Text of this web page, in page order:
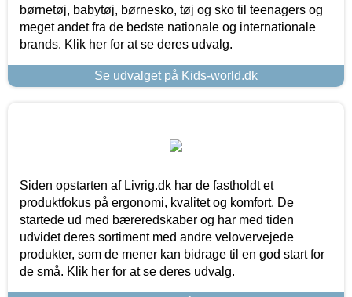
børnetøj, babytøj, børnesko, tøj og sko til teenagers og
meget andet fra de bedste nationale og internationale
brands. Klik her for at se deres udvalg.
Se udvalget på Kids-world.dk
Siden opstarten af Livrig.dk har de fastholdt et
produktfokus på ergonomi, kvalitet og komfort. De
startede ud med bæreredskaber og har med tiden
udvidet deres sortiment med andre velovervejede
produkter, som de mener kan bidrage til en god start for
de små. Klik her for at se deres udvalg.